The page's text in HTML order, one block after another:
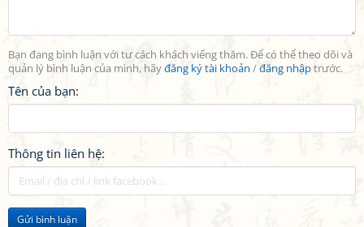
Bạn đang bình luận với tư cách khách viếng thăm. Để có thể theo dõi và
quản lý bình luận của mình, hãyđăng ký tài khoản /đăng nhậptrước.
Tên của bạn:
Thông tin liên hệ:
Gửi bình luận